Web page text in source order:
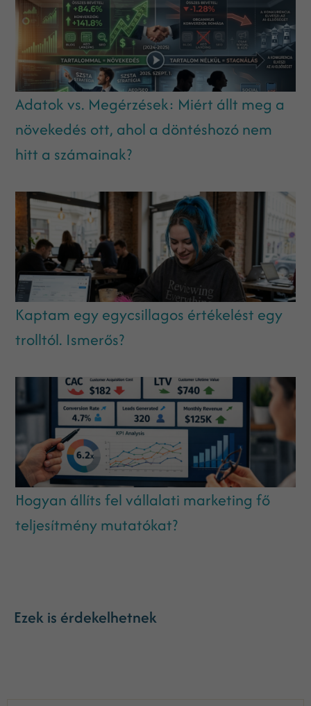
Adatok vs. Megérzések: Miért állt meg a
növekedés ott, ahol a döntéshozó nem
hitt a számainak?
Kaptam egy egycsillagos értékelést egy
trolltól. Ismerős?
Hogyan állíts fel vállalati marketing fő
teljesítmény mutatókat?
Ezek is érdekelhetnek